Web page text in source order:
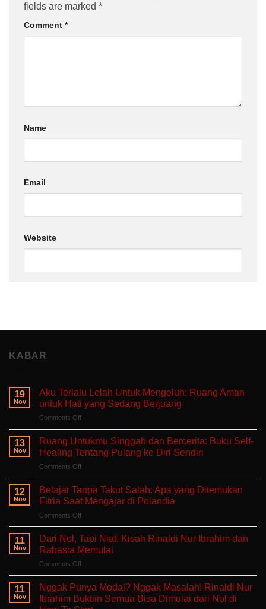
fields are marked *
Comment *
Name
Email
Website
KABAR
19
Nov
Aku Terlalu Lelah Untuk Mengeluh: Ruang Aman
untuk Hati yang Sedang Berjuang
Comments Offon
Terlalu
Untuk
Mengeluh:
Ruang
Aman
untuk
Sedang
Berjuang
13
Nov
Ruang Untukmu Singgah dan Bercerita: Buku Self-
Healing Tentang Pulang ke Diri Sendiri
Comments Offon
Untukmu
Singgah
dan
Bercerita:
Buku
Self-
Healing
ke
Diri
Sendiri
12
Nov
Belajar Tanpa Takut Salah: Apa yang Ditemukan
Fitria Saat Mengajar di Polandia
Comments Offon
Tanpa
Takut
Salah:
Apa
yang
Ditemukan
Fitria
Saat
11
Nov
Dari Nol, Tapi Niat: Kisah Rinaldi Nur Ibrahim dan
Rahasia Memulai
Comments Offon
Tapi
Niat:
11
Nov
Nggak Punya Modal? Nggak Masalah! Rinaldi Nur
Ibrahim Buktiin Semua Bisa Dimulai dari Nol di